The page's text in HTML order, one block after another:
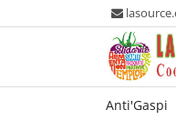
to
La
Ou tous
participent
Anti'Gaspi